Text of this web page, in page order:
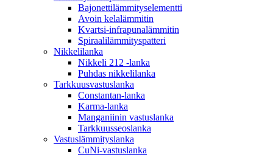
Bajonettilämmityselementti
Avoin kelalämmitin
Kvartsi-infrapunalämmitin
Spiraalilämmityspatteri
Nikkelilanka
Nikkeli 212 -lanka
Puhdas nikkelilanka
Tarkkuusvastuslanka
Constantan-lanka
Karma-lanka
Manganiinin vastuslanka
Tarkkuusseoslanka
Vastuslämmityslanka
CuNi-vastuslanka